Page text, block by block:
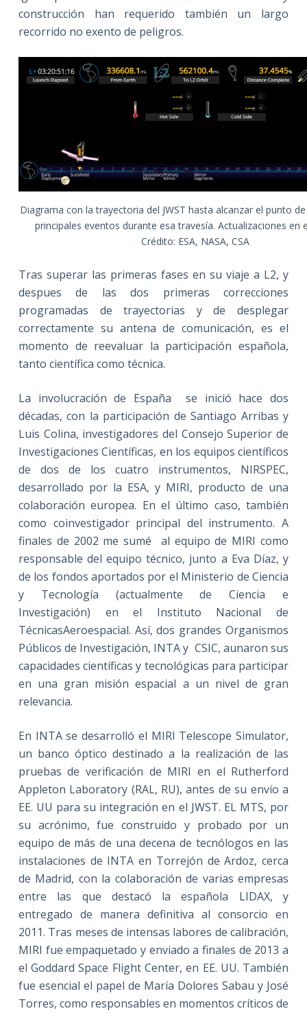
construcción han requerido también un largo
recorrido no exento de peligros.
Diagrama con la trayectoria del JWST hasta alcanzar el punto
principales eventos durante esa travesía. Actualizaciones en
Crédito: ESA, NASA, CSA
Tras superar las primeras fases en su viaje a L2, y
despues de las dos primeras correcciones
programadas de trayectorias y de desplegar
correctamente su antena de comunicación, es el
momento de reevaluar la participación española,
tanto científica como técnica.
La involucración de España se inició hace dos
décadas, con la participación de Santiago Arribas y
Luis Colina, investigadores del Consejo Superior de
Investigaciones Científicas, en los equipos científicos
de dos de los cuatro instrumentos, NIRSPEC,
desarrollado por la ESA, y MIRI, producto de una
colaboración europea. En el último caso, también
como coinvestigador principal del instrumento. A
finales de 2002 me sumé al equipo de MIRI como
responsable del equipo técnico, junto a Eva Díaz, y
de los fondos aportados por el Ministerio de Ciencia
y Tecnología (actualmente de Ciencia e
Investigación) en el Instituto Nacional de
TécnicasAeroespacial. Así, dos grandes Organismos
Públicos de Investigación, INTA y CSIC, aunaron sus
capacidades científicas y tecnológicas para participar
en una gran misión espacial a un nivel de gran
relevancia.
En INTA se desarrolló el MIRI Telescope Simulator,
un banco óptico destinado a la realización de las
pruebas de verificación de MIRI en el Rutherford
Appleton Laboratory (RAL, RU), antes de su envío a
EE. UU para su integración en el JWST. EL MTS, por
su acrónimo, fue construido y probado por un
equipo de más de una decena de tecnólogos en las
instalaciones de INTA en Torrejón de Ardoz, cerca
de Madrid, con la colaboración de varias empresas
entre las que destacó la española LIDAX, y
entregado de manera definitiva al consorcio en
2011. Tras meses de intensas labores de calibración,
MIRI fue empaquetado y enviado a finales de 2013 a
el Goddard Space Flight Center, en EE. UU. También
fue esencial el papel de María Dolores Sabau y José
Torres, como responsables en momentos críticos de